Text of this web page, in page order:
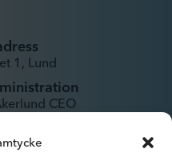
1, Lund
CEO